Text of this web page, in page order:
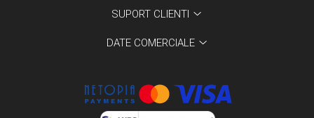
SUPORT CLIENTI
DATE COMERCIALE